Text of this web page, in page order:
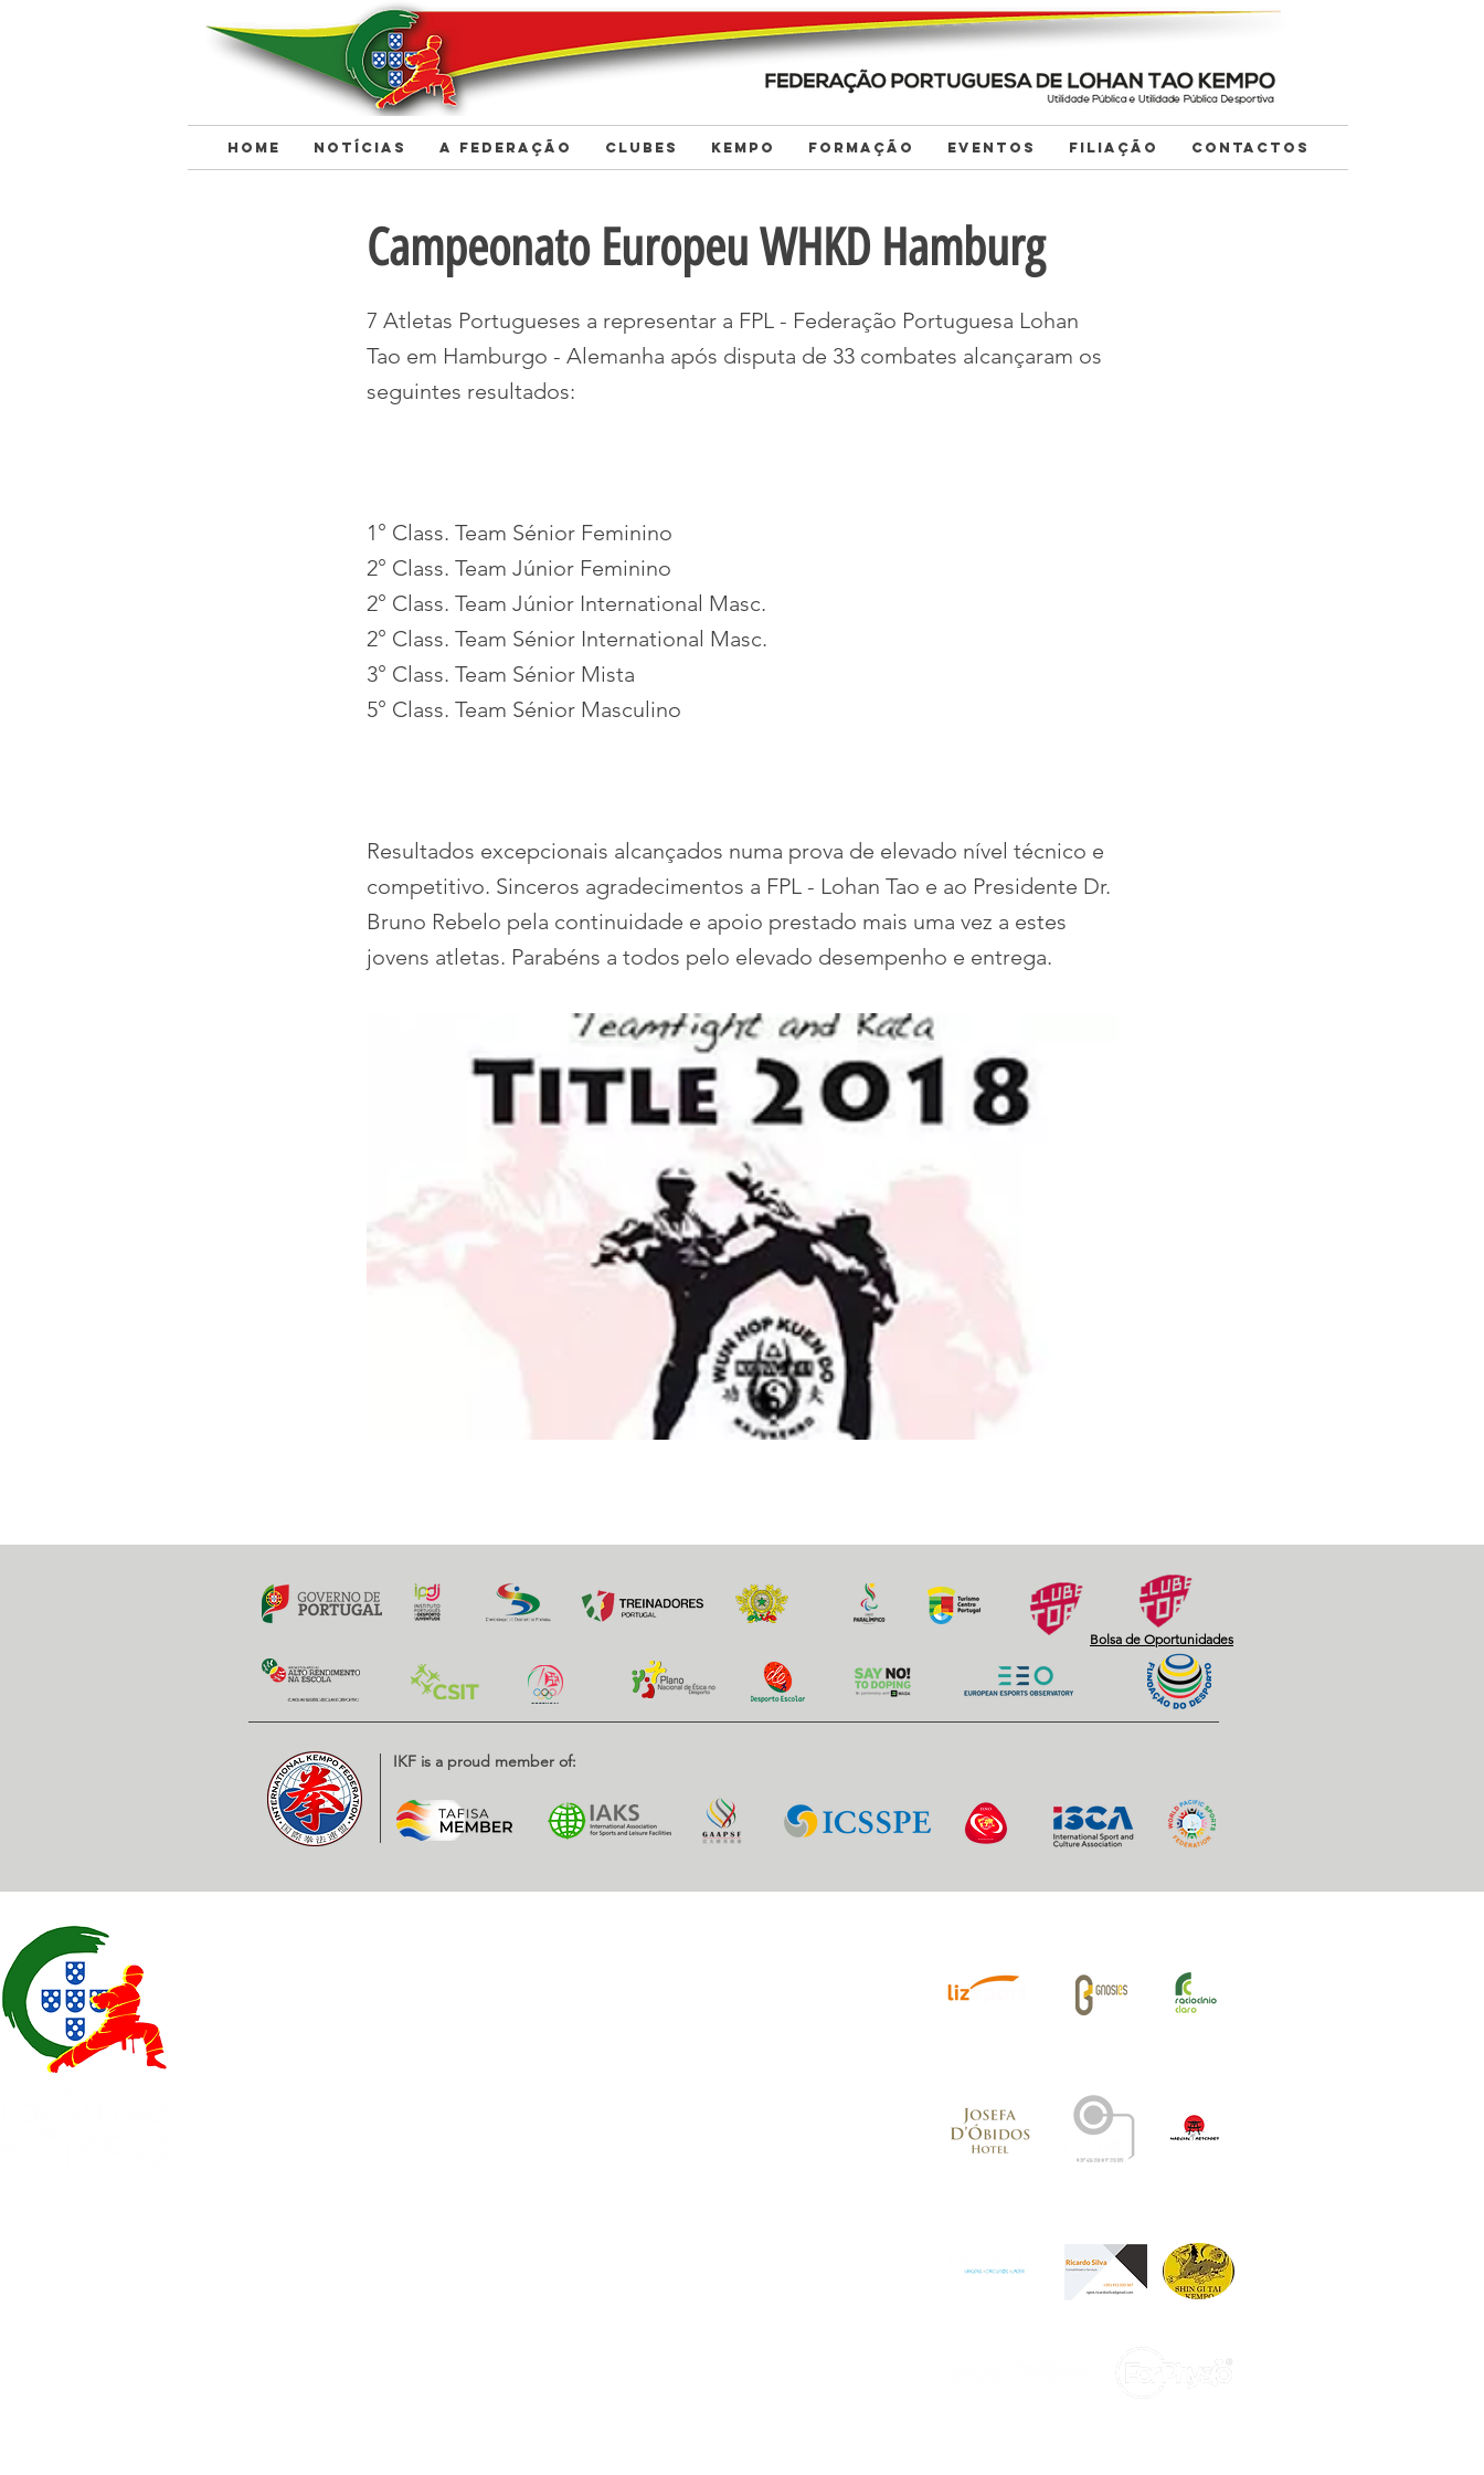
< Back
Campeonato Europeu WHKD Hamburg
7 Atletas Portugueses a representar a FPL - Federação Portuguesa Lohan
Tao em Hamburgo - Alemanha após disputa de 33 combates alcançaram os
seguintes resultados:
1° Class. Team Sénior Feminino
2° Class. Team Júnior Feminino
2° Class. Team Júnior International Masc.
2° Class. Team Sénior International Masc.
3° Class. Team Sénior Mista
5° Class. Team Sénior Masculino
Resultados excepcionais alcançados numa prova de elevado nível técnico e
competitivo. Sinceros agradecimentos a FPL - Lohan Tao e ao Presidente Dr.
Bruno Rebelo pela continuidade e apoio prestado mais uma vez a estes
jovens atletas. Parabéns a todos pelo elevado desempenho e entrega.
Previous Next
HOME NOTÍCIAS A FEDERAÇÃO CLUBES KEMPO FORMAÇÃO EVENTOS FILIAÇÃO CONTACTOS
Bolsa de Oportunidades
IKF is a proud member of: